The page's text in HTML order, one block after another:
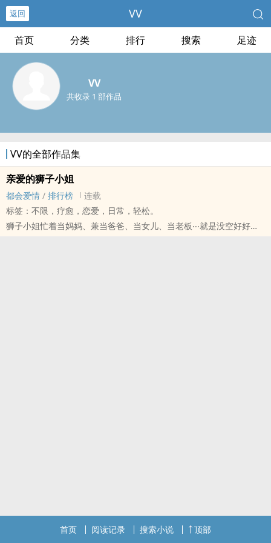
返回 VV
首页 分类 排行 搜索 足迹
VV
共收录 1 部作品
VV的全部作品集
亲爱的狮子小姐
都会爱情 / 排行榜
连载
标签：不限，疗愈，恋爱，日常，轻松。
狮子小姐忙着当妈妈、兼当爸爸、当女儿、当老板‧‧‧就是没空好好的
首页 阅读记录 搜索小说 顶部